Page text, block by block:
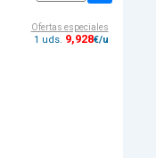
Ofertas especiales
1 uds. 9,928€/u